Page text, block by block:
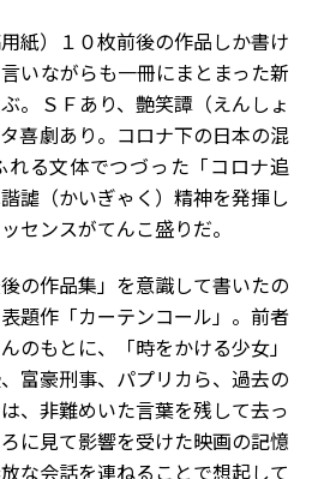
紙）１０枚前後の作品しか書け
いながらも一冊にまとまった新
。ＳＦあり、艶笑譚（えんしょ
喜劇あり。コロナ下の日本の混
る文体でつづった「コロナ追
謔（かいぎゃく）精神を発揮し
センスがてんこ盛りだ。
の作品集」を意識して書いたの
題作「カーテンコール」。前者
のもとに、「時をかける少女」
富豪刑事、パプリカら、過去の
、非難めいた言葉を残して去っ
に見て影響を受けた映画の記憶
な会話を連ねることで想起して